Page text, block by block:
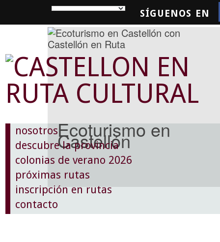
SÍGUENOS EN
Ecoturismo en
Castellón
nosotros
descubre la provincia
colonias de verano 2026
próximas rutas
inscripción en rutas
contacto